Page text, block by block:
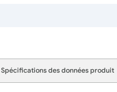
Spécifications des données produit